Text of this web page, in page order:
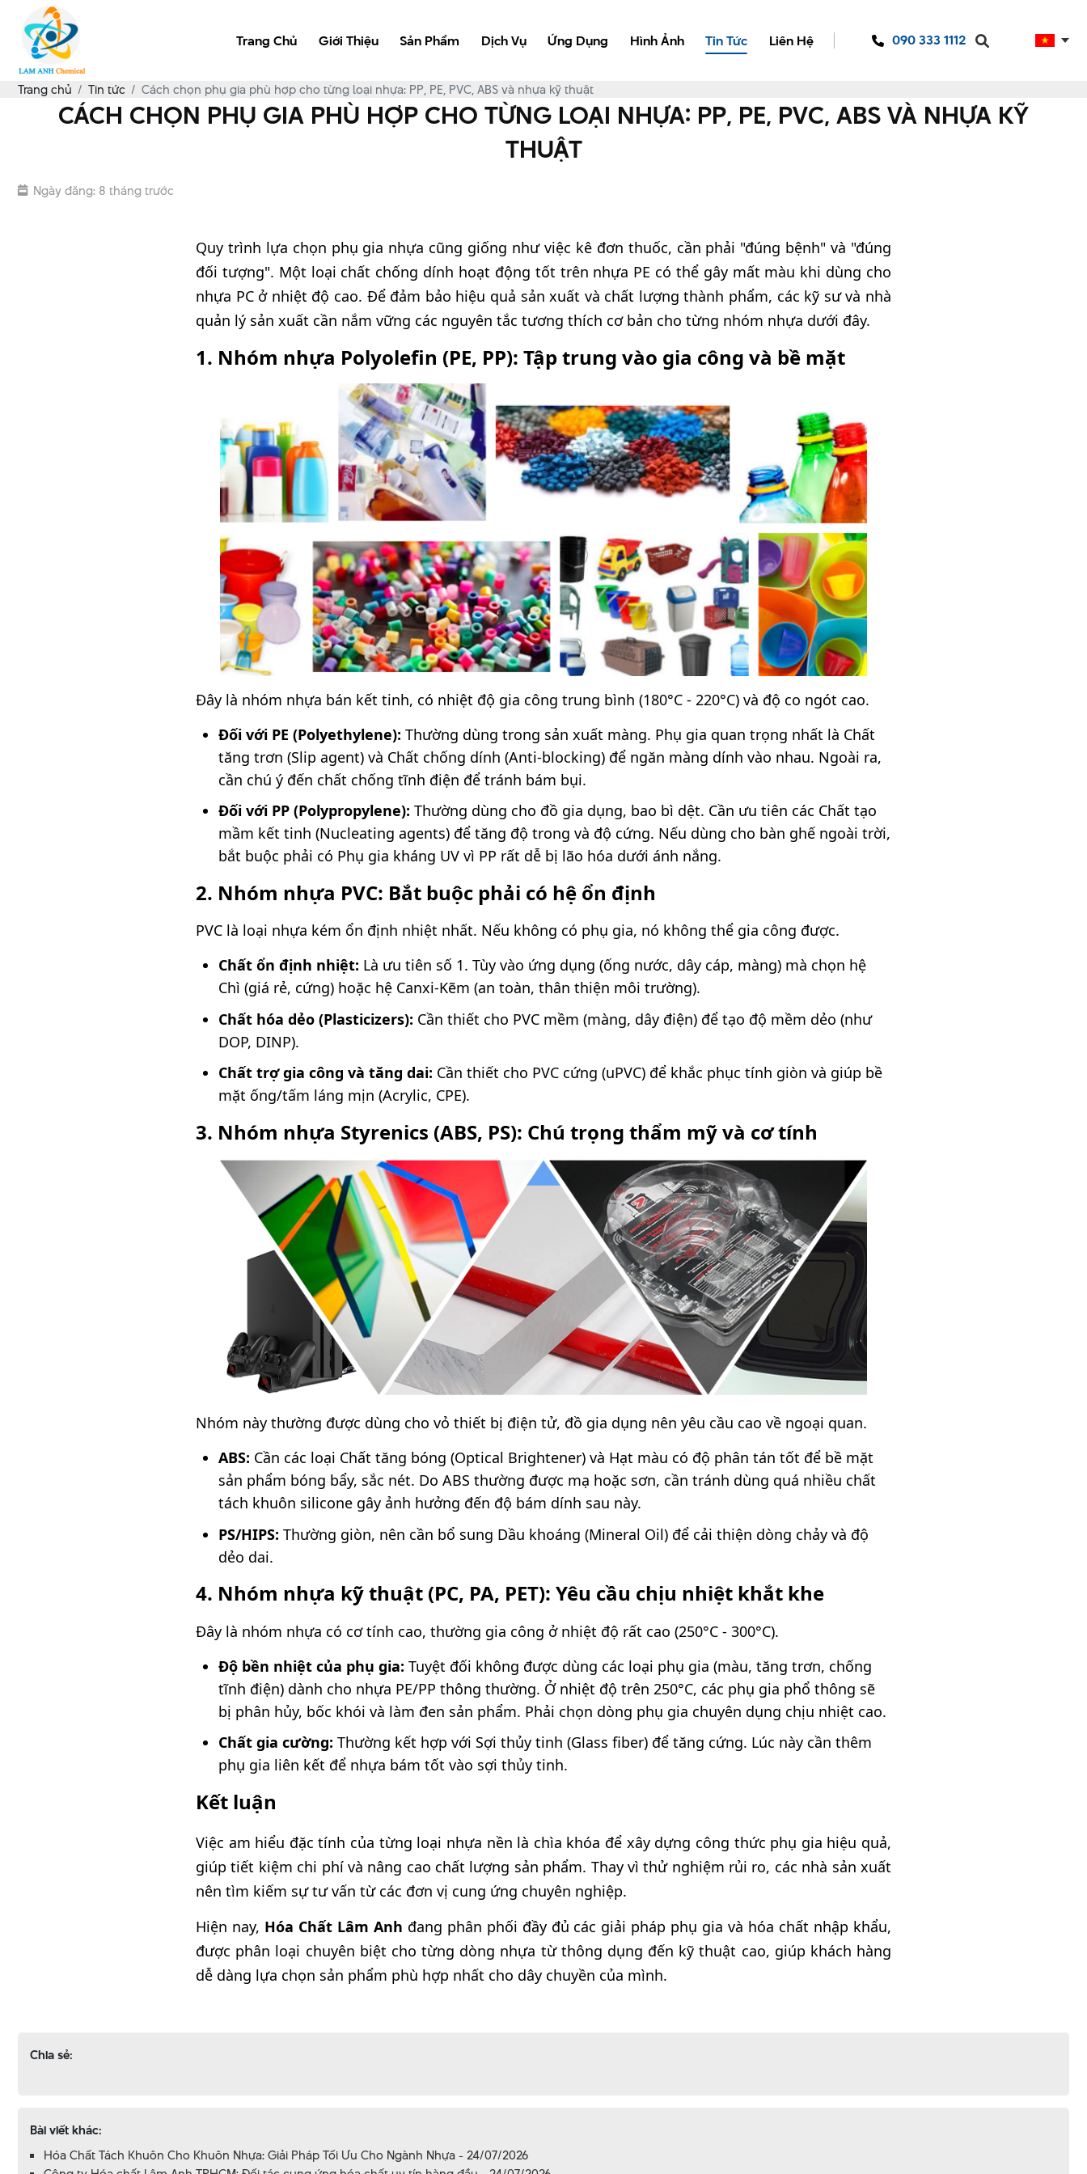
Trang Chủ Giới Thiệu Sản Phẩm Dịch Vụ Ứng Dụng Hình Ảnh Tin Tức Liên Hệ 090 333 1112
Trang chủ Tin tức Cách chọn phụ gia phù hợp cho từng loại nhựa: PP, PE, PVC, ABS và nhựa kỹ thuật
CÁCH CHỌN PHỤ GIA PHÙ HỢP CHO TỪNG LOẠI NHỰA: PP, PE, PVC, ABS VÀ NHỰA KỸ
THUẬT
Ngày đăng: 8 tháng trước
Quy trình lựa chọn phụ gia nhựa cũng giống như việc kê đơn thuốc, cần phải "đúng bệnh" và "đúng
đối tượng". Một loại chất chống dính hoạt động tốt trên nhựa PE có thể gây mất màu khi dùng cho
nhựa PC ở nhiệt độ cao. Để đảm bảo hiệu quả sản xuất và chất lượng thành phẩm, các kỹ sư và nhà
quản lý sản xuất cần nắm vững các nguyên tắc tương thích cơ bản cho từng nhóm nhựa dưới đây.
1. Nhóm nhựa Polyolefin (PE, PP): Tập trung vào gia công và bề mặt
Đây là nhóm nhựa bán kết tinh, có nhiệt độ gia công trung bình (180°C - 220°C) và độ co ngót cao.
Đối với PE (Polyethylene): Thường dùng trong sản xuất màng. Phụ gia quan trọng nhất là Chất
tăng trơn (Slip agent) và Chất chống dính (Anti-blocking) để ngăn màng dính vào nhau. Ngoài ra,
cần chú ý đến chất chống tĩnh điện để tránh bám bụi.
Đối với PP (Polypropylene): Thường dùng cho đồ gia dụng, bao bì dệt. Cần ưu tiên các Chất tạo
mầm kết tinh (Nucleating agents) để tăng độ trong và độ cứng. Nếu dùng cho bàn ghế ngoài trời,
bắt buộc phải có Phụ gia kháng UV vì PP rất dễ bị lão hóa dưới ánh nắng.
2. Nhóm nhựa PVC: Bắt buộc phải có hệ ổn định
PVC là loại nhựa kém ổn định nhiệt nhất. Nếu không có phụ gia, nó không thể gia công được.
Chất ổn định nhiệt: Là ưu tiên số 1. Tùy vào ứng dụng (ống nước, dây cáp, màng) mà chọn hệ
Chì (giá rẻ, cứng) hoặc hệ Canxi-Kẽm (an toàn, thân thiện môi trường).
Chất hóa dẻo (Plasticizers): Cần thiết cho PVC mềm (màng, dây điện) để tạo độ mềm dẻo (như
DOP, DINP).
Chất trợ gia công và tăng dai: Cần thiết cho PVC cứng (uPVC) để khắc phục tính giòn và giúp bề
mặt ống/tấm láng mịn (Acrylic, CPE).
3. Nhóm nhựa Styrenics (ABS, PS): Chú trọng thẩm mỹ và cơ tính
Nhóm này thường được dùng cho vỏ thiết bị điện tử, đồ gia dụng nên yêu cầu cao về ngoại quan.
ABS: Cần các loại Chất tăng bóng (Optical Brightener) và Hạt màu có độ phân tán tốt để bề mặt
sản phẩm bóng bẩy, sắc nét. Do ABS thường được mạ hoặc sơn, cần tránh dùng quá nhiều chất
tách khuôn silicone gây ảnh hưởng đến độ bám dính sau này.
PS/HIPS: Thường giòn, nên cần bổ sung Dầu khoáng (Mineral Oil) để cải thiện dòng chảy và độ
dẻo dai.
4. Nhóm nhựa kỹ thuật (PC, PA, PET): Yêu cầu chịu nhiệt khắt khe
Đây là nhóm nhựa có cơ tính cao, thường gia công ở nhiệt độ rất cao (250°C - 300°C).
Độ bền nhiệt của phụ gia: Tuyệt đối không được dùng các loại phụ gia (màu, tăng trơn, chống
tĩnh điện) dành cho nhựa PE/PP thông thường. Ở nhiệt độ trên 250°C, các phụ gia phổ thông sẽ
bị phân hủy, bốc khói và làm đen sản phẩm. Phải chọn dòng phụ gia chuyên dụng chịu nhiệt cao.
Chất gia cường: Thường kết hợp với Sợi thủy tinh (Glass fiber) để tăng cứng. Lúc này cần thêm
phụ gia liên kết để nhựa bám tốt vào sợi thủy tinh.
Kết luận
Việc am hiểu đặc tính của từng loại nhựa nền là chìa khóa để xây dựng công thức phụ gia hiệu quả,
giúp tiết kiệm chi phí và nâng cao chất lượng sản phẩm. Thay vì thử nghiệm rủi ro, các nhà sản xuất
nên tìm kiếm sự tư vấn từ các đơn vị cung ứng chuyên nghiệp.
Hiện nay, Hóa Chất Lâm Anh đang phân phối đầy đủ các giải pháp phụ gia và hóa chất nhập khẩu,
được phân loại chuyên biệt cho từng dòng nhựa từ thông dụng đến kỹ thuật cao, giúp khách hàng
dễ dàng lựa chọn sản phẩm phù hợp nhất cho dây chuyền của mình.
Chia sẻ:
Bài viết khác:
Hóa Chất Tách Khuôn Cho Khuôn Nhựa: Giải Pháp Tối Ưu Cho Ngành Nhựa - 24/07/2026